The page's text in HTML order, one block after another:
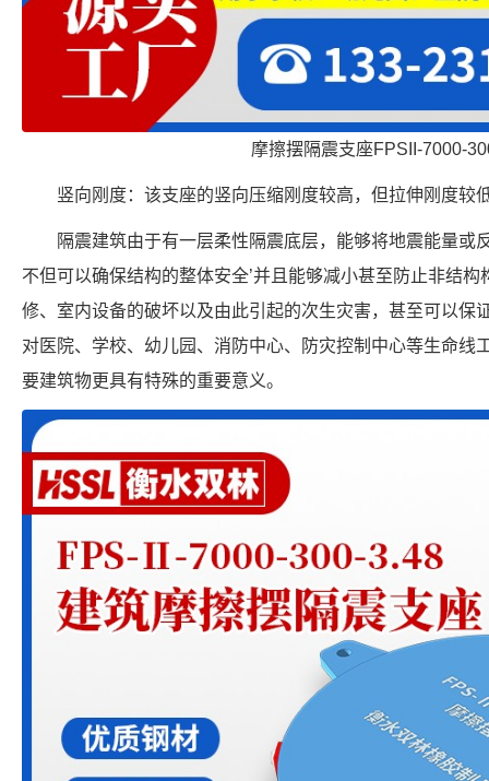
摩擦摆隔震支座FPSII-7000-
竖向刚度：该支座的竖向压缩刚度较高，但拉伸刚度较
隔震建筑由于有一层柔性隔震底层，能够将地震能量或
不但可以确保结构的整体安全’并且能够减小甚至防止非结
修、室内设备的破坏以及由此引起的次生灾害，甚至可以保
对医院、学校、幼儿园、消防中心、防灾控制中心等生命线
要建筑物更具有特殊的重要意义。